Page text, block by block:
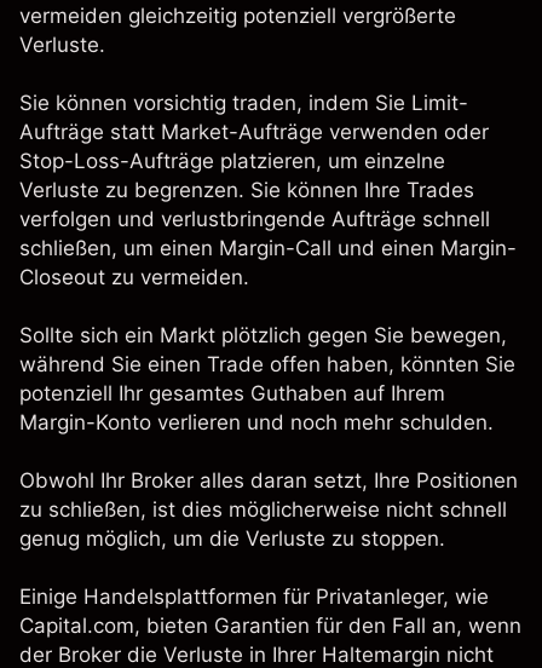
vermeiden gleichzeitig potenziell vergrößerte
Verluste.
Sie können vorsichtig traden, indem Sie Limit-
Aufträge statt Market-Aufträge verwenden oder
Stop-Loss-Aufträge platzieren, um einzelne
Verluste zu begrenzen. Sie können Ihre Trades
verfolgen und verlustbringende Aufträge schnell
schließen, um einen Margin-Call und einen Margin-
Closeout zu vermeiden.
Sollte sich ein Markt plötzlich gegen Sie bewegen,
während Sie einen Trade offen haben, könnten Sie
potenziell Ihr gesamtes Guthaben auf Ihrem
Margin-Konto verlieren und noch mehr schulden.
Obwohl Ihr Broker alles daran setzt, Ihre Positionen
zu schließen, ist dies möglicherweise nicht schnell
genug möglich, um die Verluste zu stoppen.
Einige Handelsplattformen für Privatanleger, wie
Capital.com, bieten Garantien für den Fall an, wenn
der Broker die Verluste in Ihrer Haltemargin nicht